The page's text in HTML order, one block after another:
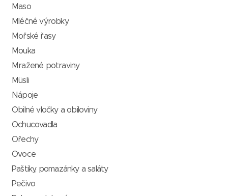
Maso
Mléčné výrobky
Mořské řasy
Mouka
Mražené potraviny
Müsli
Nápoje
Obilné vločky a obiloviny
Ochucovadla
Ořechy
Ovoce
Paštiky, pomazánky a saláty
Pečivo